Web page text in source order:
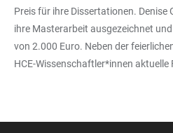
Preis für ihre Dissertationen.
ihre Masterarbeit ausgezeichnet
von 2.000 Euro. Neben der
HCE-Wissenschaftler*innen